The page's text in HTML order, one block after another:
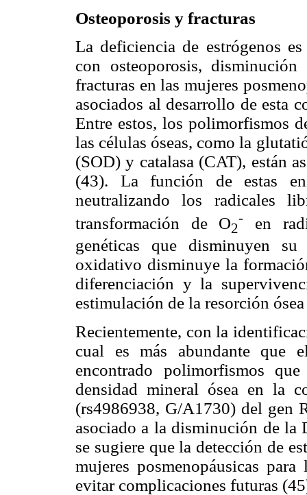
Osteoporosis y fracturas
La deficiencia de estrógenos
con osteoporosis,
fracturas en las mujeres
asociados al desarrollo de esta
Entre estos, los polimorfismos
las células óseas, como la
(SOD) y catalasa (CAT), están
(43). La función de estas
neutralizando los radicales
transformación de O2
-
en
genéticas que disminuyen
oxidativo disminuye la
diferenciación y la
estimulación de la resorción
Recientemente, con la
cual es más abundante que
encontrado polimorfismos
densidad mineral ósea en la
(rs4986938, G/A1730) del gen
asociado a la disminución de la
se sugiere que la detección de
mujeres posmenopáusicas
evitar complicaciones futuras